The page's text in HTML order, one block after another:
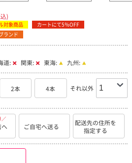
)
対象商品
カートにて5％OFF
ランド
道: 関東: 東海: 九州:
2本 4本 それ以外
／
ご自宅へ送る
配送先の住所を
指定する